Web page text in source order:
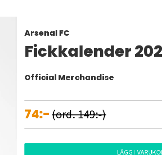
Arsenal FC
Fickkalender
Official Merchandise
74:-(ord. 149:-)
LÄGG I